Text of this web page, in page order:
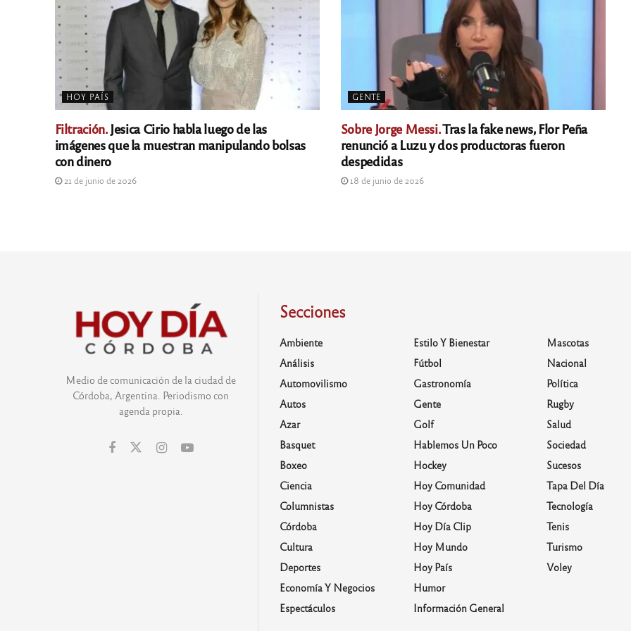
HOY PAÍS
Filtración.Jesica Cirio habla luego de las
imágenes que la muestran manipulando bolsas
con dinero
21 de junio de 2026
GENTE
Sobre Jorge Messi.Tras la fake news, Flor Peña
renunció a Luzu y dos productoras fueron
despedidas
18 de junio de 2026
Medio de comunicación de la ciudad de
Córdoba, Argentina. Periodismo con
agenda propia.
Secciones
Ambiente
Análisis
Automovilismo
Autos
Azar
Basquet
Boxeo
Ciencia
Columnistas
Córdoba
Cultura
Deportes
Economía Y Negocios
Espectáculos
Estilo Y Bienestar
Fútbol
Gastronomía
Gente
Golf
Hablemos Un Poco
Hockey
Hoy Comunidad
Hoy Córdoba
Hoy Día Clip
Hoy Mundo
Hoy País
Humor
Información General
Mascotas
Nacional
Política
Rugby
Salud
Sociedad
Sucesos
Tapa Del Día
Tecnología
Tenis
Turismo
Voley